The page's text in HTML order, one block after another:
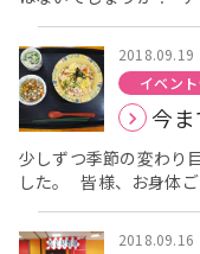
常日頃から、訓練を行い、万が一に 備
回は大雨により、第２寝
難訓練を行いました！！ アーバンケア御厨は５階建てで、２
５階で入居者様が生活 を送っておられます。 建物が浸水する危
険を考え、２階の入居者様を５
align="aligncenter"
[caption
width="700"] 避難訓練
からも 「ついこの間、春が来たかと思ったのに、もう秋がくる
のね」 「急に寒くなったり暑くなるから風邪ひきそうだね」
というお声を聞くこともあります。 皆様、
い。 食欲の秋という言葉がありますが、アーバンケア御厨に
入居されている方々に
されています。 出来るだけ、たくさんの入居者様に喜んで頂け
るような、お食事を提
を献立に取り入れていきたいと思
の日の昼食は、 「き
赤出汁」 でした！！ また、普段からお粥を召し上がっていら
2018.09.19
イベン
今
少しずつ季節の変わり
した。 皆様、お身体ご自愛下さい。 さて、先日の９月17日
は、敬老の日でした。 アーバンケア御厨でも、入居されている
方へ、１日早く16日に
2018.09.16